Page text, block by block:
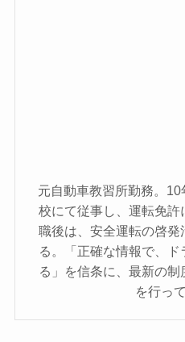
元自動車教習所勤務。
校にて従事し、運転免許
職後は、安全運転の啓
る。「正確な情報で、
る」を信条に、最新の
を行っ